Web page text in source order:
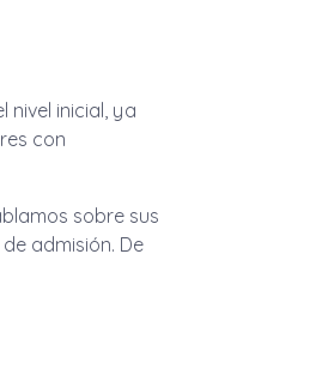
nivel inicial, ya
con
sobre sus
admisión. De